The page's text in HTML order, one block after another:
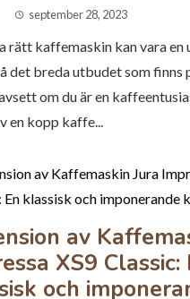
september 28, 2023
rätt kaffemaskin kan vara en
det breda utbudet som finns
om du är en
en kopp kaffe...
av
XS9 Classic:
och